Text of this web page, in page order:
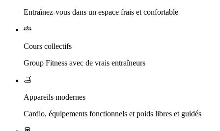
Entraînez-vous dans un espace frais et confortable
Cours collectifs
Group Fitness avec de vrais entraîneurs
Appareils modernes
Cardio, équipements fonctionnels et poids libres et guidés